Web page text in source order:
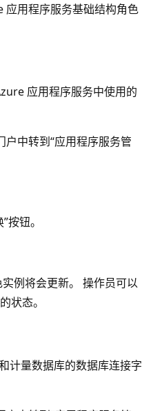
用程序服务基础结构角色
应用程序服务中使用的
中转到“应用程序服务管
按钮。
例将会更新。 操作员可以
状态。
计量数据库的数据库连接字